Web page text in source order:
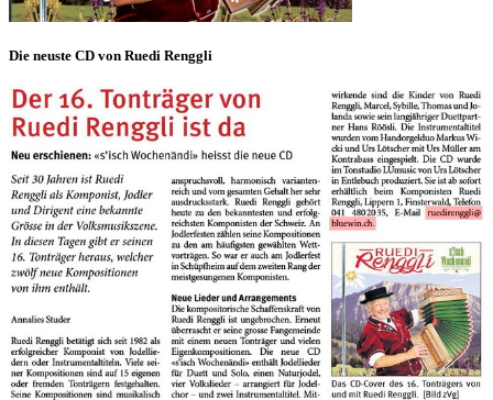
Die neuste CD von Ruedi Renggli